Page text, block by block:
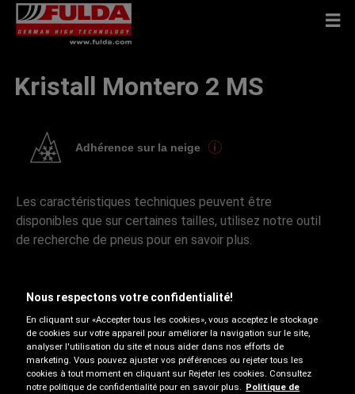
Kristall Montero 2 MS
Adhérence sur la neige
Les caractéristiques techniques peuvent être
disponibles que sur certaines tailles, utilisez notre outil
de recherche de pneus pour en savoir plus.
Nous respectons votre confidentialité!
En cliquant sur «Accepter tous les cookies», vous acceptez le stockage
de cookies sur votre appareil pour améliorer la navigation sur le site,
analyser l'utilisation du site et nous aider dans nos efforts de
marketing. Vous pouvez ajuster vos préférences ou rejeter tous les
cookies à tout moment en cliquant sur Rejeter les cookies. Consultez
notre politique de confidentialité pour en savoir plus. Politique de